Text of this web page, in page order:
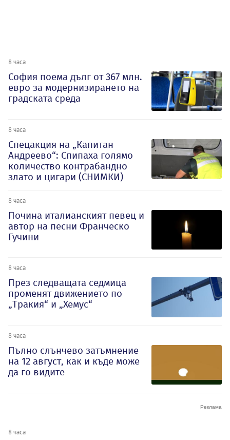
8 часа
София поема дълг от 367 млн.
евро за модернизирането на
градската среда
8 часа
Спецакция на „Капитан
Андреево“: Спипаха голямо
количество контрабандно
злато и цигари (СНИМКИ)
8 часа
Почина италианският певец и
автор на песни Франческо
Гучини
8 часа
През следващата седмица
променят движението по
„Тракия“ и „Хемус“
8 часа
Пълно слънчево затъмнение
на 12 август, как и къде може
да го видите
8 часа